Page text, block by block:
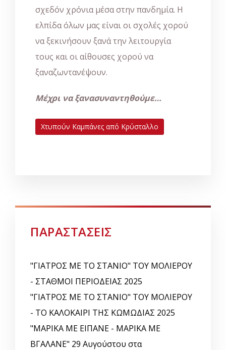
σχεδόν χρόνια μέσα στην πανδημία. Η
ελπίδα όλων μας είναι οι σχολές χορού
να ξεκινήσουν ξανά την λειτουργία
τους και οι αίθουσες χορού να
ξαναζωντανέψουν.
Μέχρι να ξανασυναντηθούμε…
Χτυπούν Καμπάνες από Κρύσταλλο
ΠΑΡΑΣΤΑΣΕΙΣ
"ΓΙΑΤΡΟΣ ΜΕ ΤΟ ΣΤΑΝΙΟ" ΤΟΥ ΜΟΛΙΕΡΟΥ
- ΣΤΑΘΜΟΙ ΠΕΡΙΟΔΕΙΑΣ 2025
"ΓΙΑΤΡΟΣ ΜΕ ΤΟ ΣΤΑΝΙΟ" ΤΟΥ ΜΟΛΙΕΡΟΥ
- ΤΟ ΚΑΛΟΚΑΙΡΙ ΤΗΣ ΚΩΜΩΔΙΑΣ 2025
"ΜΑΡΙΚΑ ΜΕ ΕΙΠΑΝΕ - ΜΑΡΙΚΑ ΜΕ
ΒΓΑΛΑΝΕ" 29 Αυγούστου στα